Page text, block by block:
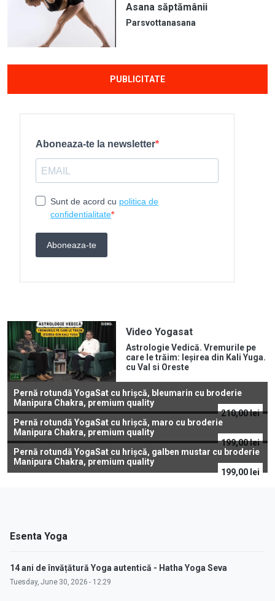
Asana săptămânii
Parsvottanasana
PUBLICITATE
Video Yogasat
Astrologie Vedică. Vremurile pe
care le trăim: Ieșirea din Kali Yuga.
cu Val si Oreste
Pernă rotundă YogaSat cu hrișcă, bleumarin cu broderie
Manipura Chakra, premium quality
210,00lei
Pernă rotundă YogaSat cu hrișcă, maro cu broderie
Manipura Chakra, premium quality
199,00lei
Pernă rotundă YogaSat cu hrișcă, galben mustar cu broderie
Manipura Chakra, premium quality
199,00 lei
Esenta Yoga
14 ani de învățătură Yoga autentică - Hatha Yoga Seva
Tuesday, June 30, 2026 - 12:29